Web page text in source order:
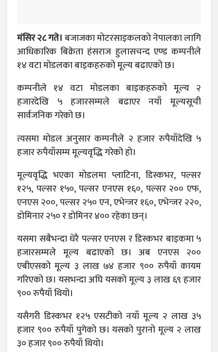
मंसिर २८ गते।बजाजका मोटरसाइकलको नेपालका लागि
आधिकारिक बिक्रेता हंसराज हुलासचन्द एण्ड कम्पनीले
१४ वटा मोडलका बाइकहरुको मूल्य बढाएको छ।
कम्पनीले १४ वटा मोडलका बाइकहरुको मूल्य २
हजारदेखि ५ हजारसम्मले बढाएर नयाँ मूल्यसूची
सार्वजनिक गरेको छ।
त्यसमा मोडल अनुसार कम्पनीले २ हजार रुपैयाँदेखि ५
हजार रुपैयाँसम्म मूल्यवृद्धि गरेको हो।
मूल्यवृद्धि भएका मोडलमा प्लाटिना, डिस्कभर, पल्सर
१२५, पल्सर १५०, पल्सर एनएस १६०, पल्सर २०० एफ,
एनएस २००, पल्सर २५० एन, एभेन्जर १६०, एभेन्जर २२०,
डोमिनार २५० र डोमिनर ४०० रहेका छन्।
यसमा सबैभन्दा धेरै पल्सर एनएस र डिस्कभर बाइकमा ५
हजारसम्मले मूल्य बढाएको छ। अब एनएस २००
एबीएसको मूल्य ३ लाख ७४ हजार ९०० रुपैयाँ कायम
गरिएको छ। यसभन्दा अघि यसको मूल्य ३ लाख ६९ हजार
९०० रुपैयाँ थियो।
यसैगरी डिस्कभर १२५ एसटीको नयाँ मूल्य २ लाख ३५
हजार ९०० रुपैयाँ पुगेको छ। यसको पुरानो मूल्य २ लाख
३० हजार ९०० रुपैयाँ थियो।